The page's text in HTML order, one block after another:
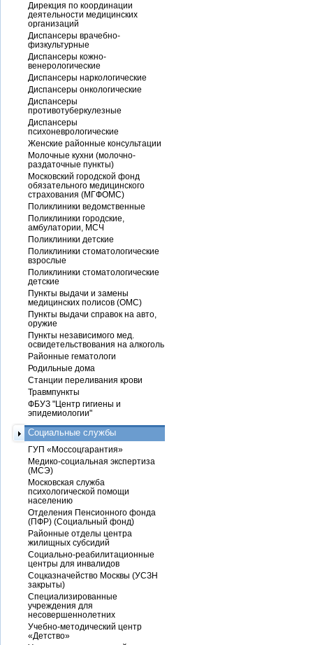
Дирекция по координации
деятельности медицинских
организаций
Диспансеры врачебно-
физкультурные
Диспансеры кожно-
венерологические
Диспансеры наркологические
Диспансеры онкологические
Диспансеры
противотуберкулезные
Диспансеры
психоневрологические
Женские районные консультации
Молочные кухни (молочно-
раздаточные пункты)
Московский городской фонд
обязательного медицинского
страхования (МГФОМС)
Поликлиники ведомственные
Поликлиники городские,
амбулатории, МСЧ
Поликлиники детские
Поликлиники стоматологические
взрослые
Поликлиники стоматологические
детские
Пункты выдачи и замены
медицинских полисов (ОМС)
Пункты выдачи справок на авто,
оружие
Пункты независимого мед.
освидетельствования на алкоголь
Районные гематологи
Родильные дома
Станции переливания крови
Травмпункты
ФБУЗ "Центр гигиены и
эпидемиологии"
Социальные службы
ГУП «Моссоцгарантия»
Медико-социальная экспертиза
(МСЭ)
Московская служба
психологической помощи
населению
Отделения Пенсионного фонда
(ПФР) (Социальный фонд)
Районные отделы центра
жилищных субсидий
Социально-реабилитационные
центры для инвалидов
Соцказначейство Москвы (УСЗН
закрыты)
Специализированные
учреждения для
несовершеннолетних
Учебно-методический центр
«Детство»